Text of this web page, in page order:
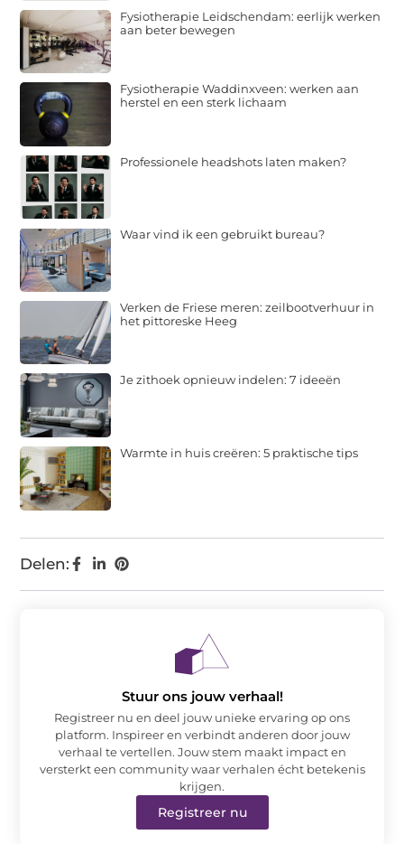
Delen:
Fysiotherapie Leidschendam: eerlijk werken
aan beter bewegen
Fysiotherapie Waddinxveen: werken aan
herstel en een sterk lichaam
Professionele headshots laten maken?
Waar vind ik een gebruikt bureau?
Verken de Friese meren: zeilbootverhuur in
het pittoreske Heeg
Je zithoek opnieuw indelen: 7 ideeën
Warmte in huis creëren: 5 praktische tips
Stuur ons jouw verhaal!
Registreer nu en deel jouw unieke ervaring op ons
platform. Inspireer en verbindt anderen door jouw
verhaal te vertellen. Jouw stem maakt impact en
versterkt een community waar verhalen écht betekenis
krijgen.
Registreer nu